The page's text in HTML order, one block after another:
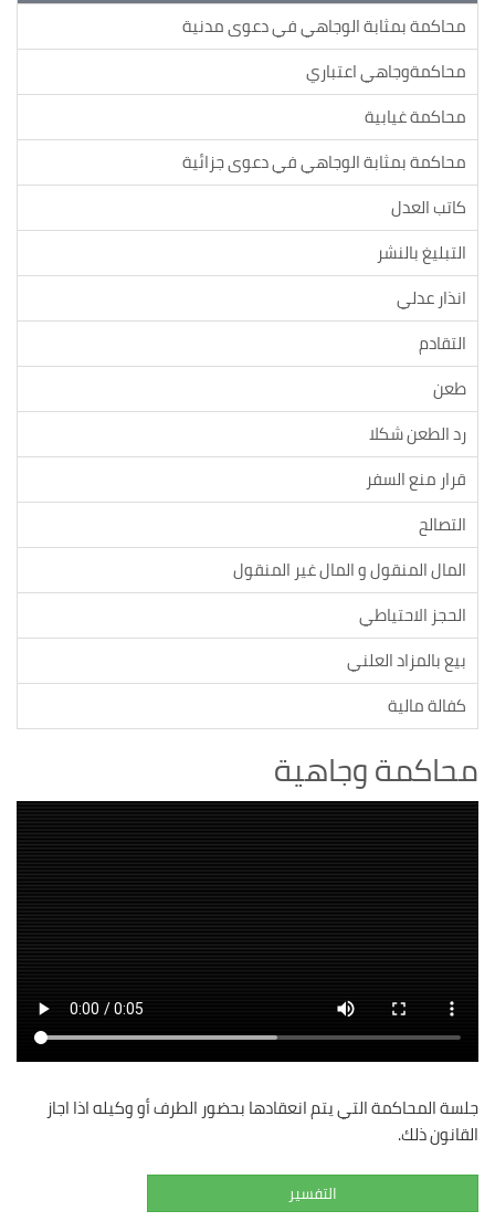
محاكمة بمثابة الوجاهي في دعوى مدنية
محاكمةوجاهي اعتباري
محاكمة غيابية
محاكمة بمثابة الوجاهي في دعوى جزائية
كاتب العدل
التبليغ بالنشر
انذار عدلي
التقادم
طعن
رد الطعن شكلا
قرار منع السفر
التصالح
المال المنقول و المال غير المنقول
الحجز الاحتياطي
بيع بالمزاد العلني
كفالة مالية
محاكمة وجاهية
جلسة المحاكمة التي يتم انعقادها بحضور الطرف أو وكيله اذا اجاز
القانون ذلك.